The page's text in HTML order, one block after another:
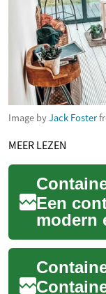
Image byJack Foster
MEER LEZEN
Een
modern